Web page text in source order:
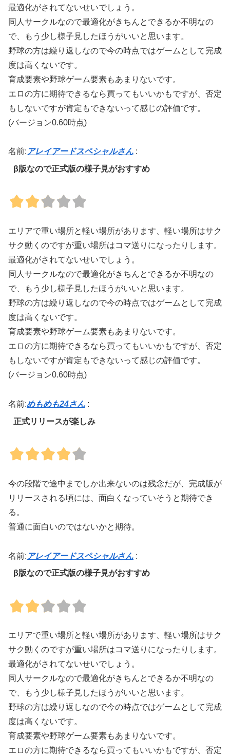
最適化がされてないせいでしょう。
同人サークルなので最適化がきちんとできるか不明なの
で、もう少し様子見したほうがいいと思います。
野球の方は繰り返しなので今の時点ではゲームとして完成
度は高くないです。
育成要素や野球ゲーム要素もあまりないです。
エロの方に期待できるなら買ってもいいかもですが、否定
もしないですが肯定もできないって感じの評価です。
(バージョン0.60時点)
名前: アレイアードスペシャルさん :
β版なので正式版の様子見がおすすめ
エリアで重い場所と軽い場所があります、軽い場所はサク
サク動くのですが重い場所はコマ送りになったりします。
最適化がされてないせいでしょう。
同人サークルなので最適化がきちんとできるか不明なの
で、もう少し様子見したほうがいいと思います。
野球の方は繰り返しなので今の時点ではゲームとして完成
度は高くないです。
育成要素や野球ゲーム要素もあまりないです。
エロの方に期待できるなら買ってもいいかもですが、否定
もしないですが肯定もできないって感じの評価です。
(バージョン0.60時点)
名前:めもめも24さん :
正式リリースが楽しみ
今の段階で途中までしか出来ないのは残念だが、完成版が
リリースされる頃には、面白くなっていそうと期待でき
る。
普通に面白いのではないかと期待。
名前: アレイアードスペシャルさん :
β版なので正式版の様子見がおすすめ
エリアで重い場所と軽い場所があります、軽い場所はサク
サク動くのですが重い場所はコマ送りになったりします。
最適化がされてないせいでしょう。
同人サークルなので最適化がきちんとできるか不明なの
で、もう少し様子見したほうがいいと思います。
野球の方は繰り返しなので今の時点ではゲームとして完成
度は高くないです。
育成要素や野球ゲーム要素もあまりないです。
エロの方に期待できるなら買ってもいいかもですが、否定